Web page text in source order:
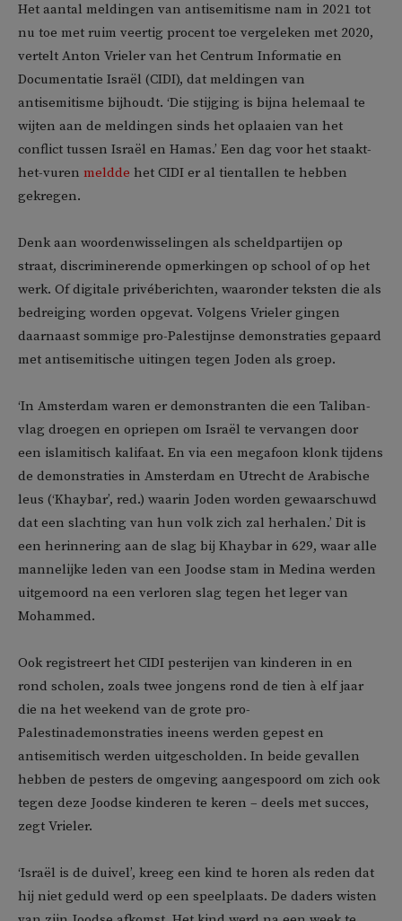
Het aantal meldingen van antisemitisme nam in 2021 tot
nu toe met ruim veertig procent toe vergeleken met 2020,
vertelt Anton Vrieler van het Centrum Informatie en
Documentatie Israël (CIDI), dat meldingen van
antisemitisme bijhoudt. ‘Die stijging is bijna helemaal te
wijten aan de meldingen sinds het oplaaien van het
conflict tussen Israël en Hamas.’ Een dag voor het staakt-
het-vuren meldde het CIDI er al tientallen te hebben
gekregen.
Denk aan woordenwisselingen als scheldpartijen op
straat, discriminerende opmerkingen op school of op het
werk. Of digitale privéberichten, waaronder teksten die als
bedreiging worden opgevat. Volgens Vrieler gingen
daarnaast sommige pro-Palestijnse demonstraties gepaard
met antisemitische uitingen tegen Joden als groep.
‘In Amsterdam waren er demonstranten die een Taliban-
vlag droegen en opriepen om Israël te vervangen door
een islamitisch kalifaat. En via een megafoon klonk tijdens
de demonstraties in Amsterdam en Utrecht de Arabische
leus (‘Khaybar’, red.) waarin Joden worden gewaarschuwd
dat een slachting van hun volk zich zal herhalen.’ Dit is
een herinnering aan de slag bij Khaybar in 629, waar alle
mannelijke leden van een Joodse stam in Medina werden
uitgemoord na een verloren slag tegen het leger van
Mohammed.
Ook registreert het CIDI pesterijen van kinderen in en
rond scholen, zoals twee jongens rond de tien à elf jaar
die na het weekend van de grote pro-
Palestinademonstraties ineens werden gepest en
antisemitisch werden uitgescholden. In beide gevallen
hebben de pesters de omgeving aangespoord om zich ook
tegen deze Joodse kinderen te keren – deels met succes,
zegt Vrieler.
‘Israël is de duivel’, kreeg een kind te horen als reden dat
hij niet geduld werd op een speelplaats. De daders wisten